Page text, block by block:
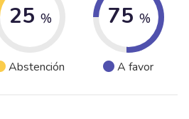
25 %
Abstención
75 %
A favor